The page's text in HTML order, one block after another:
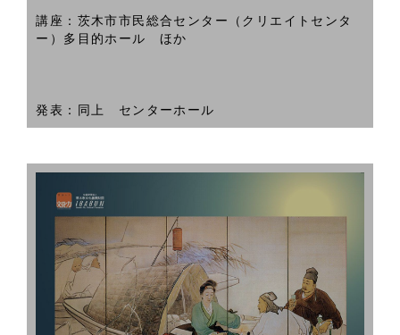
講座： 茨木市市民総合センター（クリエイトセンタ
ー）多目的ホール ほか
発表：同上 センターホール